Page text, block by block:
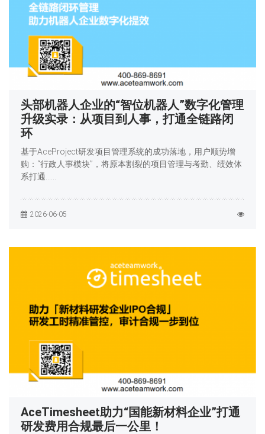
头部机器人企业的“智位机器人”数字化管理
升级实录：从项目到人事，打通全链路闭
环
基于AceProject研发项目管理系统的成功落地，用户顺势增
购：“行政人事模块”，将原本割裂的项目管理与考勤、绩效体
系打通……
2026-06-05
AceTimesheet助力“国能新材料企业”打通
研发费用合规最后一公里！